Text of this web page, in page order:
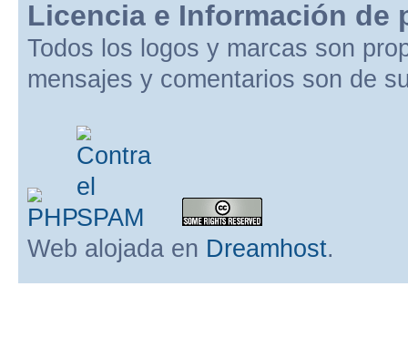
Licencia e Información de
Todos los logos y marcas son
mensajes y comentarios son de
Web alojada en Dreamhost.